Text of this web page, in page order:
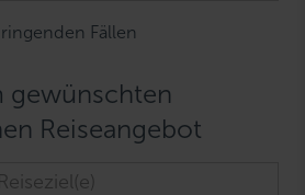
Fällen
gewünschten
Reiseangebot